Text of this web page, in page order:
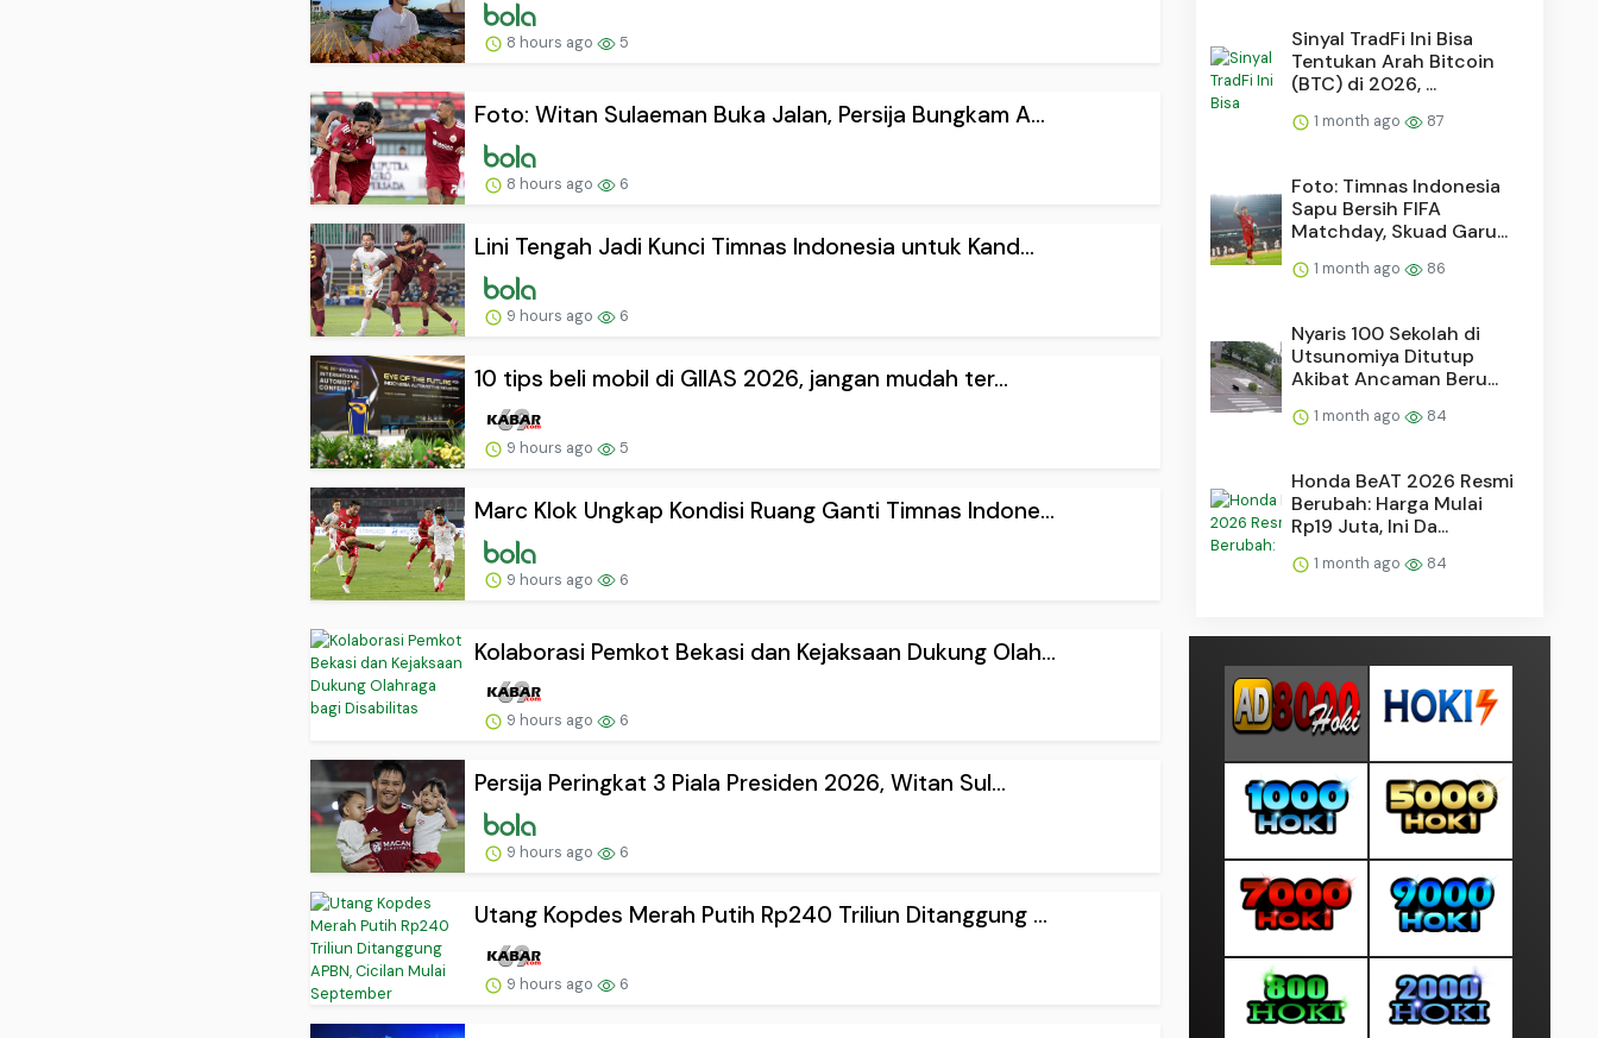
8 hours ago 5
Foto: Witan Sulaeman Buka Jalan, Persija Bungkam A...
8 hours ago 6
Lini Tengah Jadi Kunci Timnas Indonesia untuk Kand...
9 hours ago 6
10 tips beli mobil di GIIAS 2026, jangan mudah ter...
9 hours ago 5
Marc Klok Ungkap Kondisi Ruang Ganti Timnas Indone...
9 hours ago 6
Kolaborasi Pemkot Bekasi dan Kejaksaan Dukung Olah...
9 hours ago 6
Persija Peringkat 3 Piala Presiden 2026, Witan Sul...
9 hours ago 6
Utang Kopdes Merah Putih Rp240 Triliun Ditanggung ...
9 hours ago 6
Sinyal TradFi Ini Bisa
Tentukan Arah Bitcoin
(BTC) di 2026, ...
1 month ago 87
Foto: Timnas Indonesia
Sapu Bersih FIFA
Matchday, Skuad Garu...
1 month ago 86
Nyaris 100 Sekolah di
Utsunomiya Ditutup
Akibat Ancaman Beru...
1 month ago 84
Honda BeAT 2026 Resmi
Berubah: Harga Mulai
Rp19 Juta, Ini Da...
1 month ago 84